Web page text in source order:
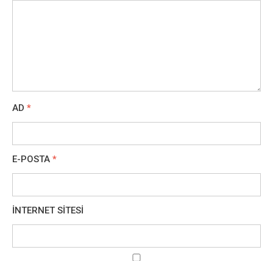
AD *
E-POSTA *
İNTERNET SITESI